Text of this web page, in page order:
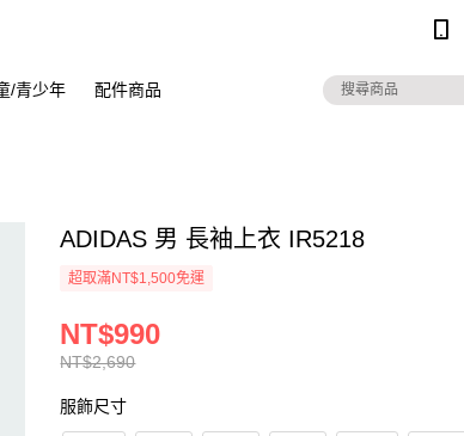
/青少年 配件商品
ADIDAS 男 長袖上衣 IR5218
超取滿NT$1,500免運
NT$2,690
NT$990
服飾尺寸